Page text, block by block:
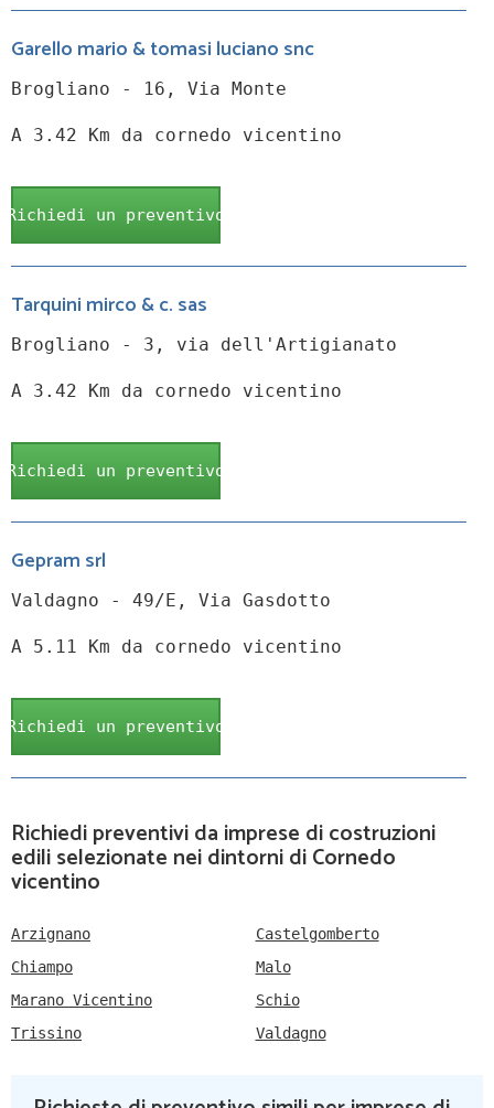
Garello mario & tomasi luciano snc
Brogliano - 16, Via Monte
A 3.42 Km da cornedo vicentino
Richiedi un preventivo
Tarquini mirco & c. sas
Brogliano - 3, via dell'Artigianato
A 3.42 Km da cornedo vicentino
Richiedi un preventivo
Gepram srl
Valdagno - 49/E, Via Gasdotto
A 5.11 Km da cornedo vicentino
Richiedi un preventivo
Richiedi preventivi da imprese di costruzioni
edili selezionate nei dintorni di Cornedo
vicentino
Arzignano
Castelgomberto
Chiampo
Malo
Marano Vicentino
Schio
Trissino
Valdagno